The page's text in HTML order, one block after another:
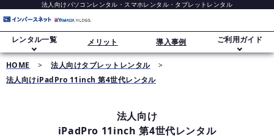
法人向けパソコンレンタル・スマホレンタル・タブレットレンタル
レンタル一覧 メリット 導入事例 ご利用ガイド
レンタル追加オプション
HOME > 法人向けタブレットレンタル
>
法人向けiPadPro 11inch 第4世代レンタル
法人向け
iPadPro 11inch 第4世代レンタル